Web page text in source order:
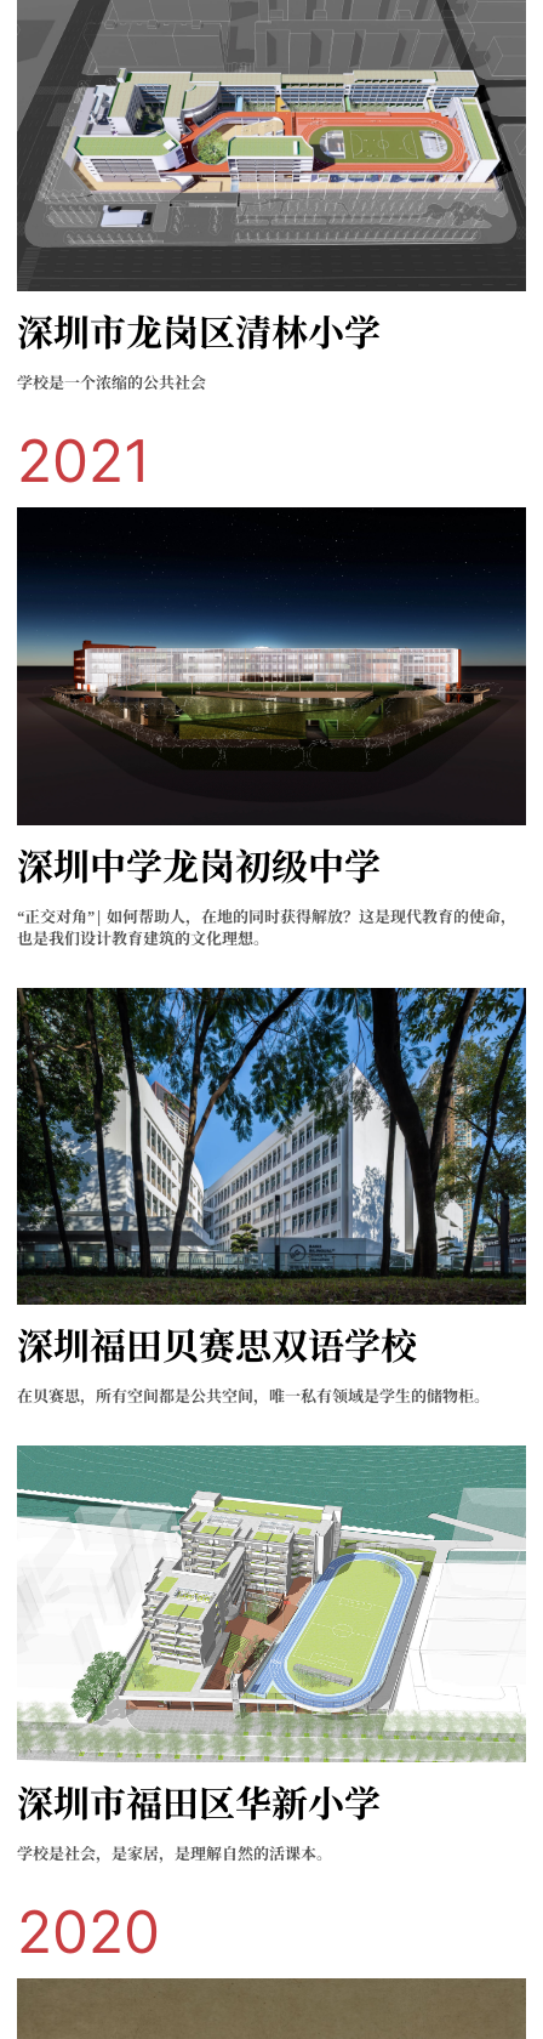
深圳市龙岗区清林小学
学校是一个浓缩的公共社会
2021
深圳中学龙岗初级中学
“正交对角”| 如何帮助人，在地的同时获得解放？这是现代教育的使命，
也是我们设计教育建筑的文化理想。
深圳福田贝赛思双语学校
在贝赛思，所有空间都是公共空间，唯一私有领域是学生的储物柜。
深圳市福田区华新小学
学校是社会，是家居，是理解自然的活课本。
2020